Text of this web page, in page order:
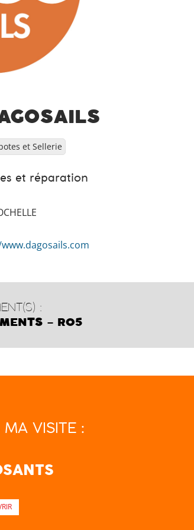
et Sellerie
et réparation
:
– R05
MA VISITE :